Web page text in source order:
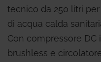
tecnico da 250 litri
di acqua calda
Con compressore DC
brushless e